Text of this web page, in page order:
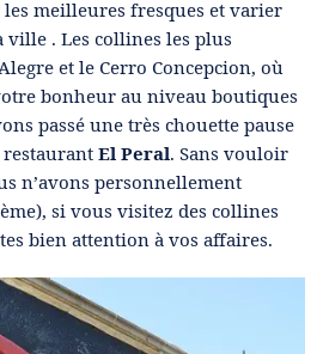
meilleures fresques et varier
ville . Les collines les plus
et le Cerro Concepcion, où
bonheur au niveau boutiques
passé une très chouette pause
El Peral. Sans vouloir
n’avons personnellement
si vous visitez des collines
bien attention à vos affaires.